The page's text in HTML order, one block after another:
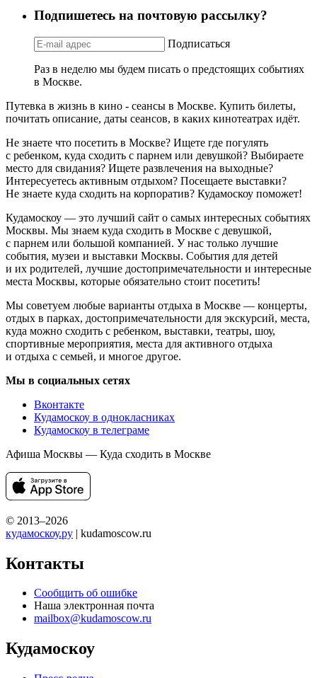
Подпишетесь на почтовую рассылку?
Подписаться
Раз в неделю мы будем писать о предстоящих событиях
в Москве.
Путевка в жизнь в кино - сеансы в Москве. Купить билеты,
почитать описание, даты сеансов, в каких кинотеатрах идёт.
Не знаете что посетить в Москве? Ищете где погулять
с ребенком, куда сходить с парнем или девушкой? Выбираете
место для свидания? Ищете развлечения на выходные?
Интересуетесь активным отдыхом? Посещаете выставки?
Не знаете куда сходить на корпоратив? Кудамоскоу поможет!
Кудамоскоу — это лучший сайт о самых интересных событиях
Москвы. Мы знаем куда сходить в Москве с девушкой,
с парнем или большой компанией. У нас только лучшие
события, музеи и выставки Москвы. События для детей
и их родителей, лучшие достопримечательности и интересные
места Москвы, которые обязательно стоит посетить!
Мы советуем любые варианты отдыха в Москве — концерты,
отдых в парках, достопримечательности для экскурсий, места,
куда можно сходить с ребенком, выставки, театры, шоу,
спортивные мероприятия, места для активного отдыха
и отдыха с семьей, и многое другое.
Мы в социальных сетях
Вконтакте
Кудамоскоу в однокласниках
Кудамоскоу в телеграме
Афиша Москвы — Куда сходить в Москве
© 2013–2026
кудамоскоу.ру | kudamoscow.ru
Контакты
Сообщить об ошибке
Наша электронная почта
mailbox@kudamoscow.ru
Кудамоскоу